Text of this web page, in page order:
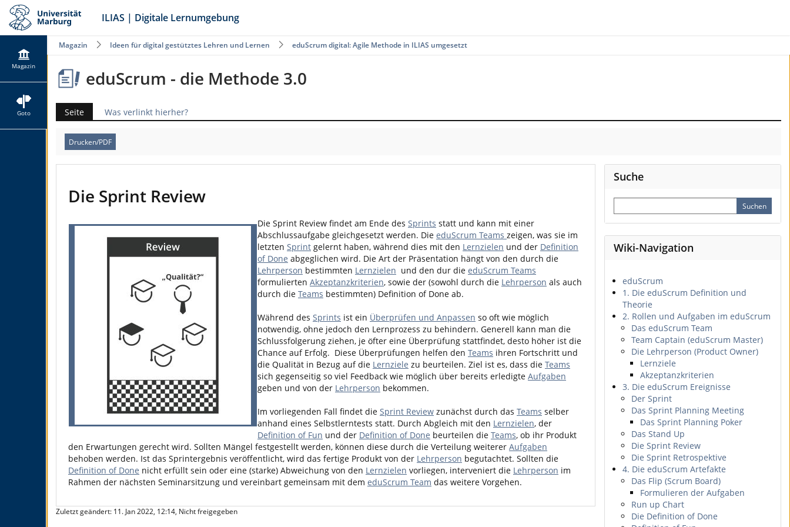
ILIAS | Digitale Lernumgebung
Magazin
Goto
Magazin Ideen für digital gestütztes Lehren und Lernen eduScrum digital: Agile Methode in ILIAS umgesetzt
eduScrum - die Methode 3.0
Seite Was verlinkt hierher?
Drucken/PDF
Die Sprint Review
Die Sprint Review findet am Ende des Sprints statt und kann mit einer
Abschlussaufgabe gleichgesetzt werden. Die eduScrum Teams zeigen, was sie im
letzten Sprint gelernt haben, während dies mit den Lernzielen und der Definition
of Done abgeglichen wird. Die Art der Präsentation hängt von den durch die
Lehrperson bestimmten Lernzielen und den dur die eduScrum Teams
formulierten Akzeptanzkriterien, sowie der (sowohl durch die Lehrperson als auch
durch die Teams bestimmten) Definition of Done ab.
Während des Sprints ist ein Überprüfen und Anpassen so oft wie möglich
notwendig, ohne jedoch den Lernprozess zu behindern. Generell kann man die
Schlussfolgerung ziehen, je öfter eine Überprüfung stattfindet, desto höher ist die
Chance auf Erfolg. Diese Überprüfungen helfen den Teams ihren Fortschritt und
die Qualität in Bezug auf die Lernziele zu beurteilen. Ziel ist es, dass die Teams
sich gegenseitig so viel Feedback wie möglich über bereits erledigte Aufgaben
geben und von der Lehrperson bekommen.
Im vorliegenden Fall findet die Sprint Review zunächst durch das Teams selber
anhand eines Selbstlerntests statt. Durch Abgleich mit den Lernzielen, der
Definition of Fun und der Definition of Done beurteilen die Teams, ob ihr Produkt
den Erwartungen gerecht wird. Sollten Mängel festgestellt werden, können diese durch die Verteilung weiterer Aufgaben
behoben werden. Ist das Sprintergebnis veröffentlicht, wird das fertige Produkt von der Lehrperson begutachtet. Sollten die
Definition of Done nicht erfüllt sein oder eine (starke) Abweichung von den Lernzielen vorliegen, interveniert die Lehrperson im
Rahmen der nächsten Seminarsitzung und vereinbart gemeinsam mit dem eduScrum Team das weitere Vorgehen.
Zuletzt geändert: 11. Jan 2022, 12:14, Nicht freigegeben
Suche
Wiki-Navigation
eduScrum
1. Die eduScrum Definition und
Theorie
2. Rollen und Aufgaben im eduScrum
Das eduScrum Team
Team Captain (eduScrum Master)
Die Lehrperson (Product Owner)
Lernziele
Akzeptanzkriterien
3. Die eduScrum Ereignisse
Der Sprint
Das Sprint Planning Meeting
Das Sprint Planning Poker
Das Stand Up
Die Sprint Review
Die Sprint Retrospektive
4. Die eduScrum Artefakte
Das Flip (Scrum Board)
Formulieren der Aufgaben
Run up Chart
Die Definition of Done